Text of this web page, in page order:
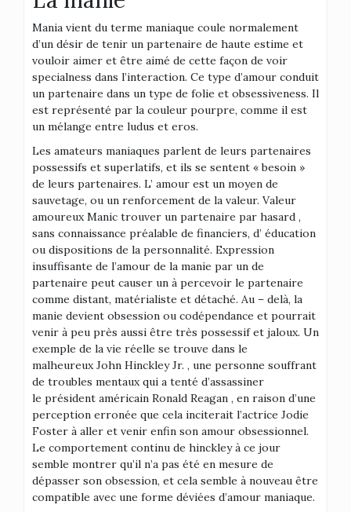
Mania vient du terme maniaque coule normalement
d’un désir de tenir un partenaire de haute estime et
vouloir aimer et être aimé de cette façon de voir
specialness dans l’interaction. Ce type d’amour conduit
un partenaire dans un type de folie et obsessiveness. Il
est représenté par la couleur pourpre, comme il est
un mélange entre ludus et eros.
Les amateurs maniaques parlent de leurs partenaires
possessifs et superlatifs, et ils se sentent « besoin »
de leurs partenaires. L’ amour est un moyen de
sauvetage, ou un renforcement de la valeur. Valeur
amoureux Manic trouver un partenaire par hasard ,
sans connaissance préalable de financiers, d’ éducation
ou dispositions de la personnalité. Expression
insuffisante de l’amour de la manie par un de
partenaire peut causer un à percevoir le partenaire
comme distant, matérialiste et détaché. Au – delà, la
manie devient obsession ou codépendance et pourrait
venir à peu près aussi être très possessif et jaloux. Un
exemple de la vie réelle se trouve dans le
malheureux John Hinckley Jr. , une personne souffrant
de troubles mentaux qui a tenté d’assassiner
le président américain Ronald Reagan , en raison d’une
perception erronée que cela inciterait l’actrice Jodie
Foster à aller et venir enfin son amour obsessionnel.
Le comportement continu de hinckley à ce jour
semble montrer qu’il n’a pas été en mesure de
dépasser son obsession, et cela semble à nouveau être
compatible avec une forme déviées d’amour maniaque.